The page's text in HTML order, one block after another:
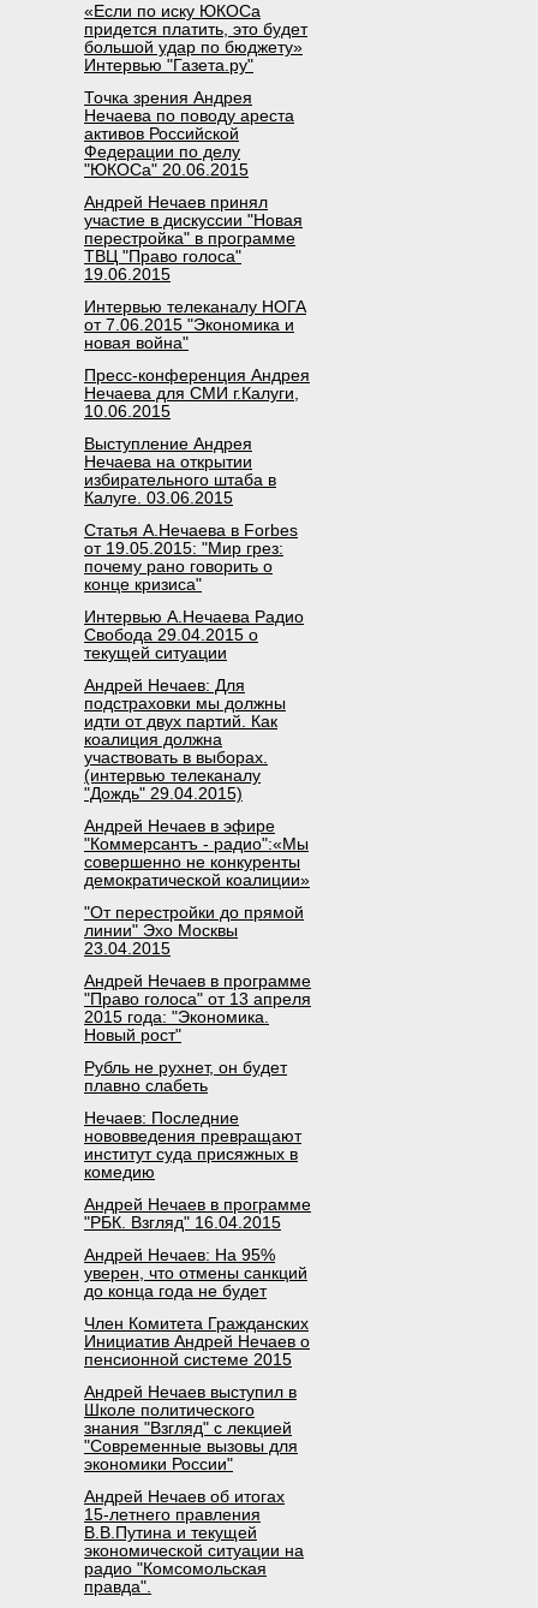
«Если по иску ЮКОСа
придется платить, это будет
большой удар по бюджету»
Интервью "Газета.ру"
Точка зрения Андрея
Нечаева по поводу ареста
активов Российской
Федерации по делу
"ЮКОСа" 20.06.2015
Андрей Нечаев принял
участие в дискуссии "Новая
перестройка" в программе
ТВЦ "Право голоса"
19.06.2015
Интервью телеканалу НОГА
от 7.06.2015 "Экономика и
новая война"
Пресс-конференция Андрея
Нечаева для СМИ г.Калуги,
10.06.2015
Выступление Андрея
Нечаева на открытии
избирательного штаба в
Калуге. 03.06.2015
Статья А.Нечаева в Forbes
от 19.05.2015: "Мир грез:
почему рано говорить о
конце кризиса"
Интервью А.Нечаева Радио
Свобода 29.04.2015 о
текущей ситуации
Андрей Нечаев: Для
подстраховки мы должны
идти от двух партий. Как
коалиция должна
участвовать в выборах.
(интервью телеканалу
"Дождь" 29.04.2015)
Андрей Нечаев в эфире
"Коммерсантъ - радио":«Мы
совершенно не конкуренты
демократической коалиции»
"От перестройки до прямой
линии" Эхо Москвы
23.04.2015
Андрей Нечаев в программе
"Право голоса" от 13 апреля
2015 года: "Экономика.
Новый рост"
Рубль не рухнет, он будет
плавно слабеть
Нечаев: Последние
нововведения превращают
институт суда присяжных в
комедию
Андрей Нечаев в программе
"РБК. Взгляд" 16.04.2015
Андрей Нечаев: На 95%
уверен, что отмены санкций
до конца года не будет
Член Комитета Гражданских
Инициатив Андрей Нечаев о
пенсионной системе 2015
Андрей Нечаев выступил в
Школе политического
знания "Взгляд" с лекцией
"Современные вызовы для
экономики России"
Андрей Нечаев об итогах
15-летнего правления
В.В.Путина и текущей
экономической ситуации на
радио "Комсомольская
правда".